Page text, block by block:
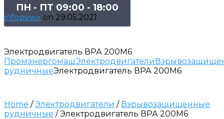
ПН - ПТ 09:00 - 18:00
infopewx on 29.05.2021
Электродвигатель ВРА 200М6
ПромэнергомашЭлектродвигатели
рудничныеЭлектродвигатель ВРА 200М6
Home /Электродвигатели / Взрывозащищенные
рудничные / Электродвигатель ВРА 200М6